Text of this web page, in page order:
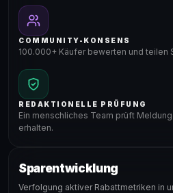
COMMUNITY-KONSENS
100.000+ Käufer bewerten und teilen
REDAKTIONELLE PRÜFUNG
Ein menschliches Team prüft
erhalten.
Sparentwicklung
Verfolgung aktiver Rabattmetriken in